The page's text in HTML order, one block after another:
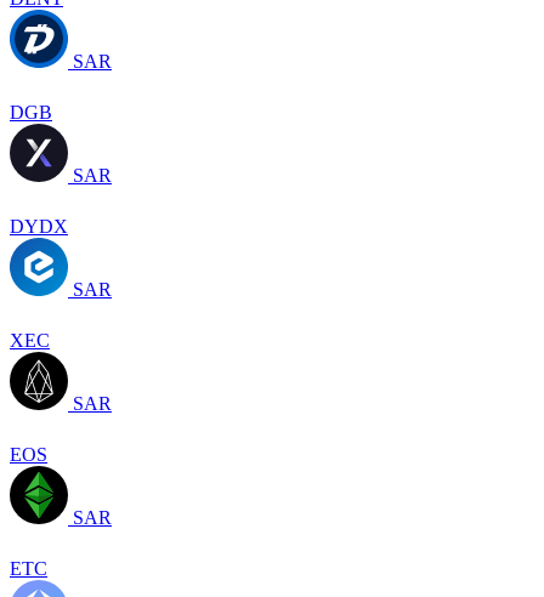
SAR
DGB
SAR
DYDX
SAR
XEC
SAR
EOS
SAR
ETC